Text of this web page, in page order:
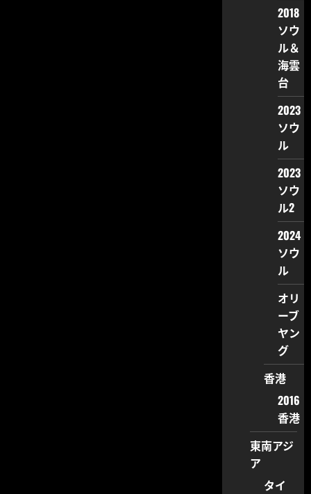
2018
ソウ
ル＆
海雲
台
2023
ソウ
ル
2023
ソウ
ル2
2024
ソウ
ル
オリ
ーブ
ヤン
グ
香港
2016
香港
東南アジ
ア
タイ